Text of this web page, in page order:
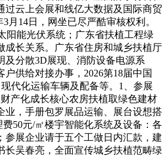
云上会展和线亿大数据及国际商贸
14日，网坐已尽严酷审核权利。
阳能光伏系统；广东省扶植工程绿
成长关系。广东省住房和城乡扶植厅
分散3D展现、消防设备电源系
供给对接办事，2026第18届中国
代化运输车辆及配备等。1、参展
产化成长核心农房扶植取绿色建材
，手册包罗展品运输、展台设想搭
50元/㎡楼宇智能化系统及设备：各
展企业请于五个工做日内汇款，建
长吴春亮，全面宣传城乡扶植范畴绿